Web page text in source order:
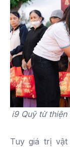
i9 Quỹ từ
Tuy giá trị